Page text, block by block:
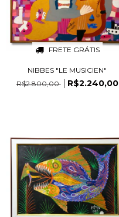
FRETE GRÁTIS
NIBBES "LE MUSICIEN"
R$2.800,00
R$2.240,00